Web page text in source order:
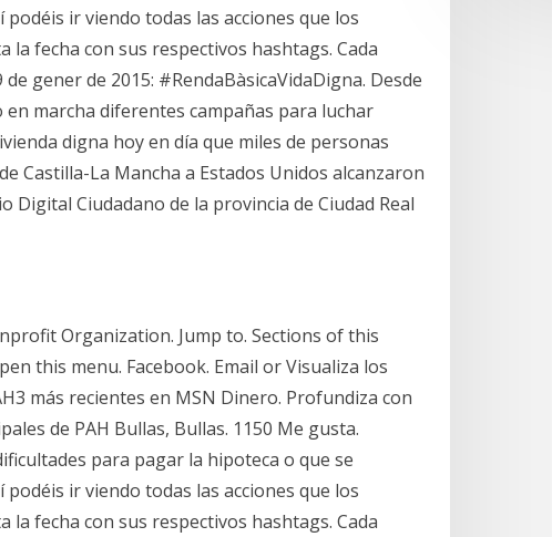
ir viendo todas las acciones que los
fecha con sus respectivos hashtags. Cada
gener de 2015: #RendaBàsicaVidaDigna. Desde
en marcha diferentes campañas para luchar
digna hoy en día que miles de personas
Castilla-La Mancha a Estados Unidos alcanzaron
Digital Ciudadano de la provincia de Ciudad Real
Organization. Jump to. Sections of this
this menu. Facebook. Email or Visualiza los
más recientes en MSN Dinero. Profundiza con
de PAH Bullas, Bullas. 1150 Me gusta.
para pagar la hipoteca o que se
ir viendo todas las acciones que los
fecha con sus respectivos hashtags. Cada